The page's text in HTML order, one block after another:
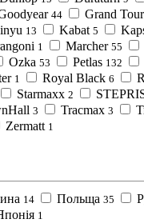
44 Grand
13 Kabat 5
1 Marcher 55
Ozka 53 Petlas 132
1 Royal Black 6
Starmaxx 2
3 Tracmax 3
Zermatt 1
14 Польща 35
1